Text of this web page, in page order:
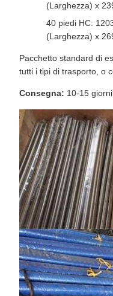
(Larghezza) x
40 piedi HC:
(Larghezza) x
Pacchetto standard di
tutti i tipi di trasporto, o
Consegna: 10-15